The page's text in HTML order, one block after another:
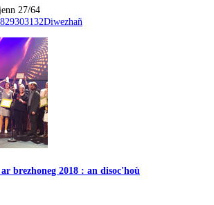
27/64
29303132Diwezhañ
brezhoneg 2018 : an disoc'hoù